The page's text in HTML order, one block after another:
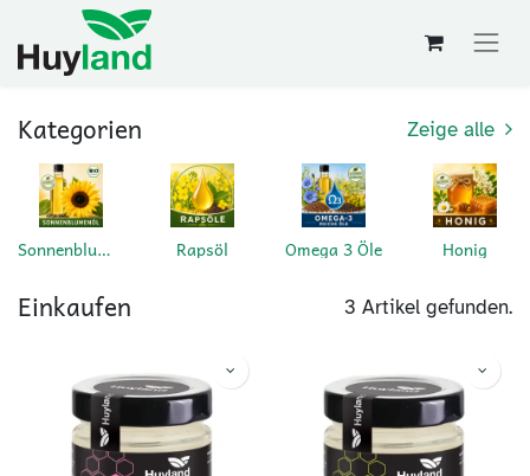
Kategorien Zeige alle
Sonnenblumenöl Rapsöl Omega 3 Öle Honig
Einkaufen 3 Artikel gefunden.